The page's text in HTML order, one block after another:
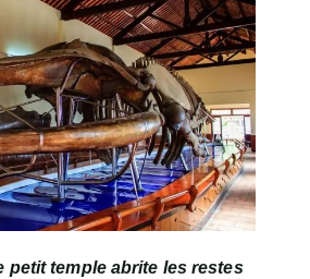
petit temple abrite les restes